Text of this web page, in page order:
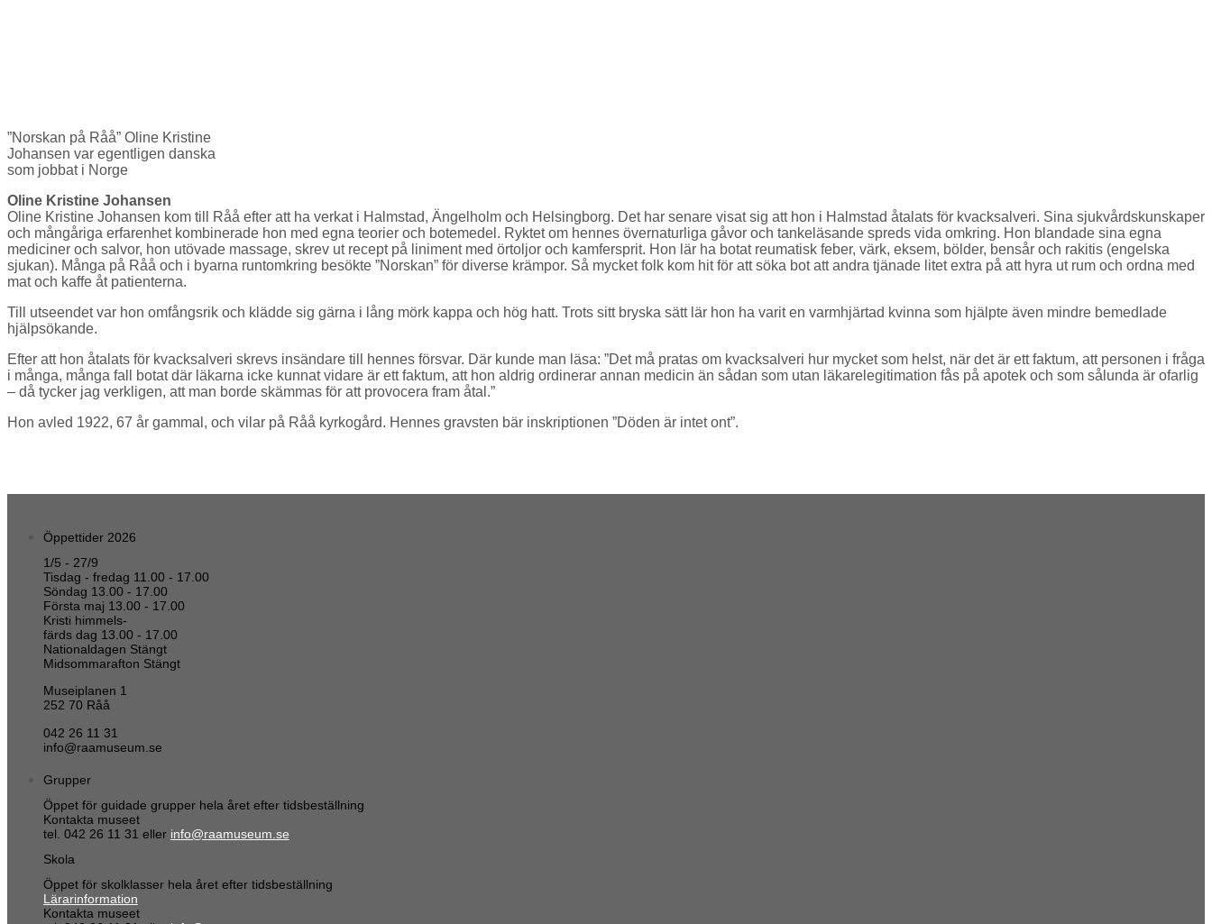
”Norskan på Råå” Oline Kristine
Johansen var egentligen danska
som jobbat i Norge
Oline Kristine Johansen
Oline Kristine Johansen kom till Råå efter att ha verkat i Halmstad, Ängelholm och Helsingborg. Det har senare visat sig att hon i Halmstad åtalats för kvacksalveri. Sina sjukvårdskunskaper
och mångåriga erfarenhet kombinerade hon med egna teorier och botemedel. Ryktet om hennes övernaturliga gåvor och tankeläsande spreds vida omkring. Hon blandade sina egna
mediciner och salvor, hon utövade massage, skrev ut recept på liniment med örtoljor och kamfersprit. Hon lär ha botat reumatisk feber, värk, eksem, bölder, bensår och rakitis (engelska
sjukan). Många på Råå och i byarna runtomkring besökte ”Norskan” för diverse krämpor. Så mycket folk kom hit för att söka bot att andra tjänade litet extra på att hyra ut rum och ordna med
mat och kaffe åt patienterna.
Till utseendet var hon omfångsrik och klädde sig gärna i lång mörk kappa och hög hatt. Trots sitt bryska sätt lär hon ha varit en varmhjärtad kvinna som hjälpte även mindre bemedlade
hjälpsökande.
Efter att hon åtalats för kvacksalveri skrevs insändare till hennes försvar. Där kunde man läsa: ”Det må pratas om kvacksalveri hur mycket som helst, när det är ett faktum, att personen i fråga
i många, många fall botat där läkarna icke kunnat vidare är ett faktum, att hon aldrig ordinerar annan medicin än sådan som utan läkarelegitimation fås på apotek och som sålunda är ofarlig
– då tycker jag verkligen, att man borde skämmas för att provocera fram åtal.”
Hon avled 1922, 67 år gammal, och vilar på Råå kyrkogård. Hennes gravsten bär inskriptionen ”Döden är intet ont”.
Öppettider 2026
1/5 - 27/9
Tisdag - fredag 11.00 - 17.00
Söndag 13.00 - 17.00
Första maj 13.00 - 17.00
Kristi himmels-
färds dag 13.00 - 17.00
Nationaldagen Stängt
Midsommarafton Stängt
Museiplanen 1
252 70 Råå
042 26 11 31
info@raamuseum.se
Grupper
Öppet för guidade grupper hela året efter tidsbeställning
Kontakta museet
tel. 042 26 11 31 eller info@raamuseum.se
Skola
Öppet för skolklasser hela året efter tidsbeställning
Lärarinformation
Kontakta museet